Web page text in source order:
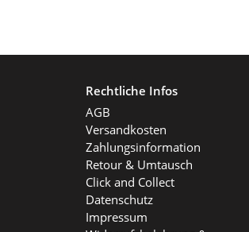
Rechtliche Infos
AGB
Versandkosten
Zahlungsinformation
Retour & Umtausch
Click and Collect
Datenschutz
Impressum